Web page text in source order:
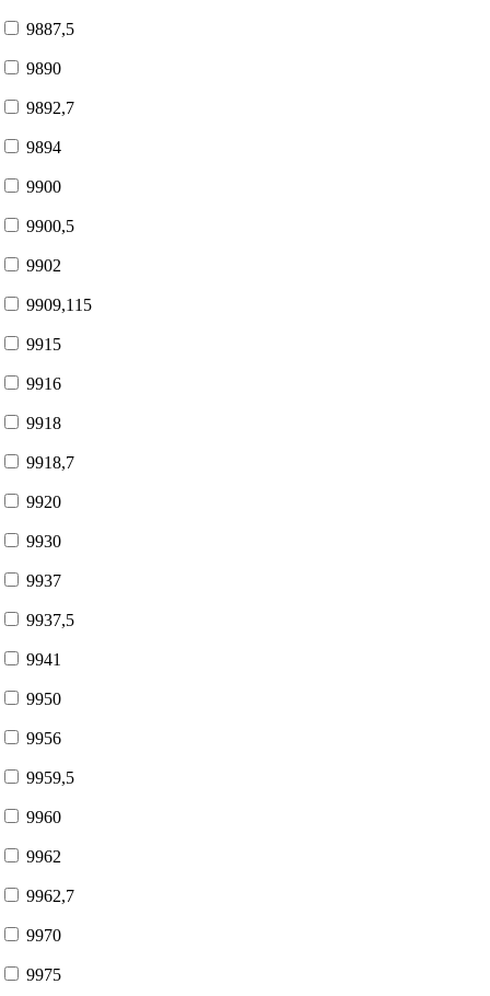
9887,5
9890
9892,7
9894
9900
9900,5
9902
9909,115
9915
9916
9918
9918,7
9920
9930
9937
9937,5
9941
9950
9956
9959,5
9960
9962
9962,7
9970
9975